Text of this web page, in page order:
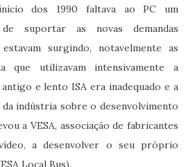
dos 1990 faltava ao PC um
suportar as novas demandas
surgindo, notavelmente as
que utilizavam intensivamente a
e lento ISA era inadequado e a
indústria sobre o desenvolvimento
a VESA, associação de fabricantes
a desenvolver o seu próprio
Local Bus).